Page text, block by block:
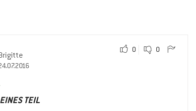
0 0
TEIL